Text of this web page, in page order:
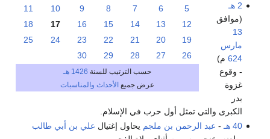
5
6
7
8
9
10
11
12
13
14
15
16
17
18
19
20
21
22
23
24
25
26
27
28
29
30
حسب الترتيب للسنة 1426 هـ
عرض جميع الأحداث والمناسبات
2 هـ
(موافق
13
مارس
624 م)
- وقوع
غزوة
بدر
الكبرى والتي تمثل أول حرب في الإسلام.
40 هـ
- عبد الرحمن بن ملجم يحاول إغتيال علي بن أبي طالب